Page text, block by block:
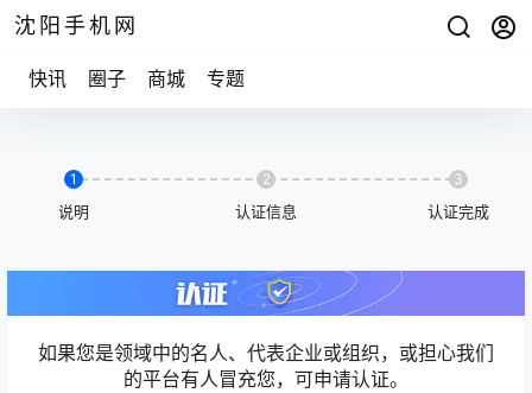
沈阳手机网
快讯 圈子 商城 专题
1
说明
2
认证信息
3
认证完成
如果您是领域中的名人、代表企业或组织，或担心我们
的平台有人冒充您，可申请认证。